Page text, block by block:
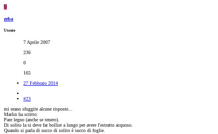
Z
zeba
Utente
7 Aprile 2007
236
0
165
27 Febbraio 2014
#23
mi erano sfuggite alcune risposte...
Marlin ha scritto:
Pare legno (anche se tenero).
Di solito la si deve far bollire a lungo per avere l'estratto acquoso.
Quando si parla di succo di solito è succo di foglie.